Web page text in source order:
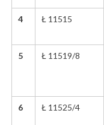
4 Ł 11515
5 Ł 11519/8
6 Ł 11525/4